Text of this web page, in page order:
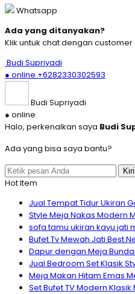
Whatsapp
Ada yang ditanyakan?
Klik untuk chat dengan
Budi Supriyadi
● online +6282330302593
Budi Supriyadi
● online
Halo, perkenalkan saya Budi
Ada yang bisa saya bantu?
Hot Item
Jual Tempat Tidur Ukiran
Style Meja Nakas Modern
sofa tamu ukiran kayu jati
Bufet Tv Mewah Jati Best
Dapur dengan Meja
Jual Bedroom Set Klasik
Meja Makan Hitam Emas
Set Bufet TV Modern Klasik